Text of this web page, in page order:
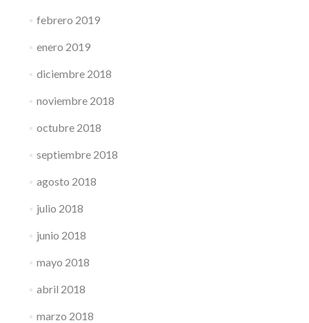
febrero 2019
enero 2019
diciembre 2018
noviembre 2018
octubre 2018
septiembre 2018
agosto 2018
julio 2018
junio 2018
mayo 2018
abril 2018
marzo 2018